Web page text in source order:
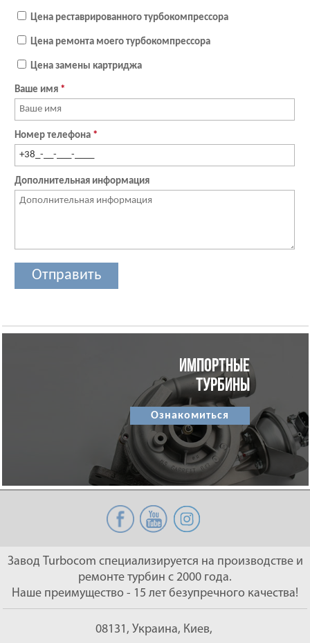
Цена реставрированного турбокомпрессора
Цена ремонта моего турбокомпрессора
Цена замены картриджа
Ваше имя *
Номер телефона *
Дополнительная информация
ИМПОРТНЫЕ
ТУРБИНЫ
Ознакомиться
Завод Turbocom специализируется на производстве и
ремонте турбин с 2000 года.
Наше преимущество - 15 лет безупречного качества!
08131, Украина, Киев,